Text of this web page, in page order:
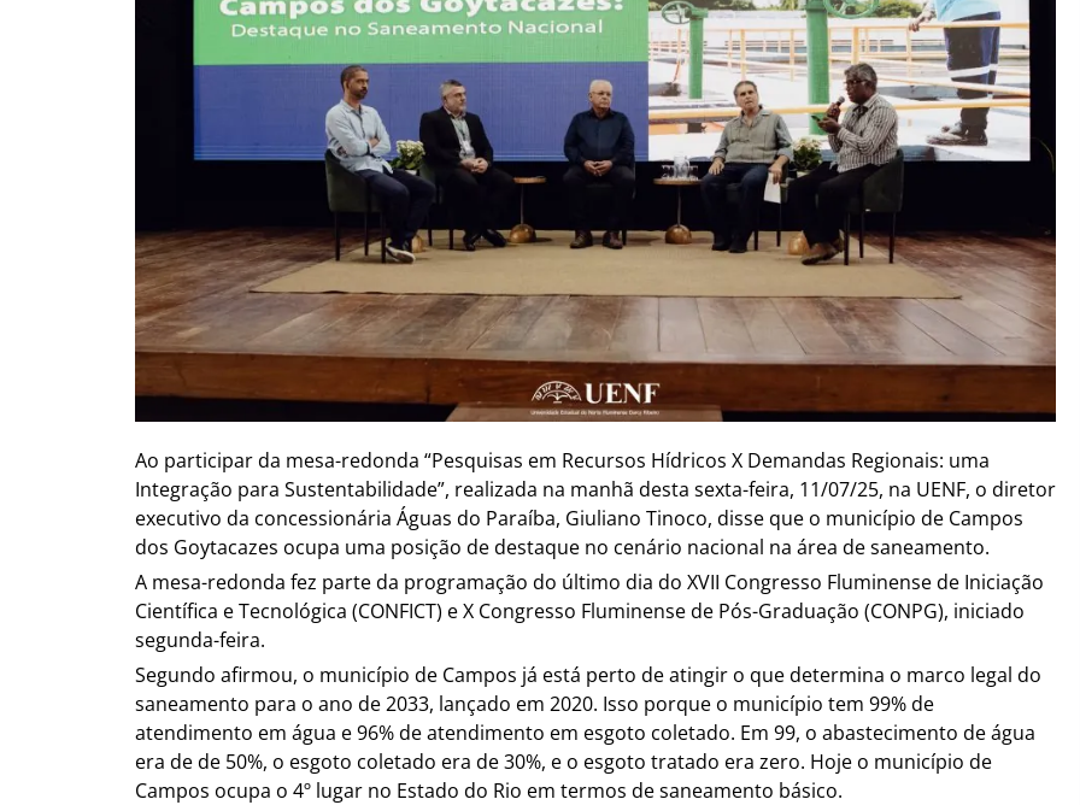
Ao participar da mesa-redonda “Pesquisas em Recursos Hídricos X Demandas Regionais: uma
Integração para Sustentabilidade”, realizada na manhã desta sexta-feira, 11/07/25, na UENF, o diretor
executivo da concessionária Águas do Paraíba, Giuliano Tinoco, disse que o município de Campos
dos Goytacazes ocupa uma posição de destaque no cenário nacional na área de saneamento.
A mesa-redonda fez parte da programação do último dia do XVII Congresso Fluminense de Iniciação
Científica e Tecnológica (CONFICT) e X Congresso Fluminense de Pós-Graduação (CONPG), iniciado
segunda-feira.
Segundo afirmou, o município de Campos já está perto de atingir o que determina o marco legal do
saneamento para o ano de 2033, lançado em 2020. Isso porque o município tem 99% de
atendimento em água e 96% de atendimento em esgoto coletado. Em 99, o abastecimento de água
era de de 50%, o esgoto coletado era de 30%, e o esgoto tratado era zero. Hoje o município de
Campos ocupa o 4º lugar no Estado do Rio em termos de saneamento básico.